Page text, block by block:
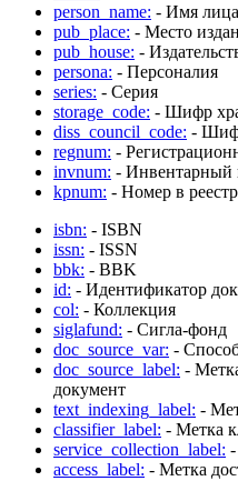
person_name: - Имя лица
pub_place: - Место
pub_house: -
persona: - Персоналия
series: - Серия
storage_code: - Шифр
diss_council_code: -
regnum: -
invnum: - Инвентарный
kpnum: - Номер в
isbn: - ISBN
issn: - ISSN
bbk: - BBK
id: - Идентификатор
col: - Коллекция
siglafund: - Сигла-фонд
doc_source_var: -
doc_source_label: -
документ
text_indexing_label: -
classifier_label: - Метка
service_collection_label:
access_label: - Метка